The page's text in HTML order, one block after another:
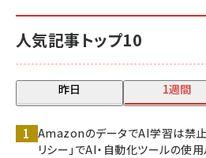
人気記事トップ10
昨日 1週間
AmazonのデータでAI学習は禁止
リシー」でAI・自動化ツールの使